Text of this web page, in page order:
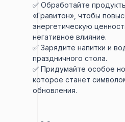
✅ Обработайте
«Гравитон», чтобы
энергетическую
негативное влияние.
✅ Зарядите напитки и
праздничного стола.
✅ Придумайте особое
которое станет
обновления.